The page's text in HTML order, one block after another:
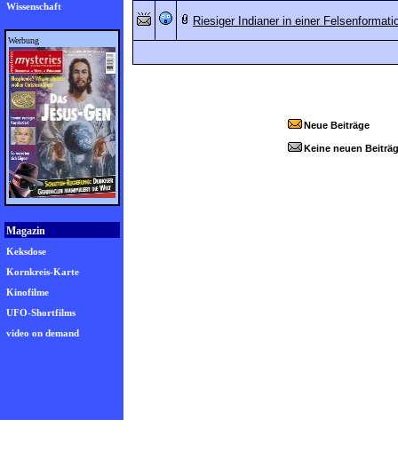
Wissenschaft
Werbung
Magazin
Keksdose
Kornkreis-Karte
Kinofilme
UFO-Shortfilms
video on demand
Riesiger Indianer in einer
Neue Beiträge
Keine neuen